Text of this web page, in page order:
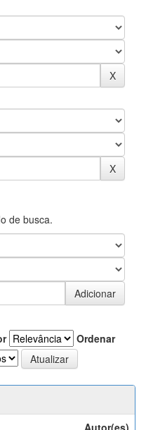
de busca.
Ordenar
Autor(es)